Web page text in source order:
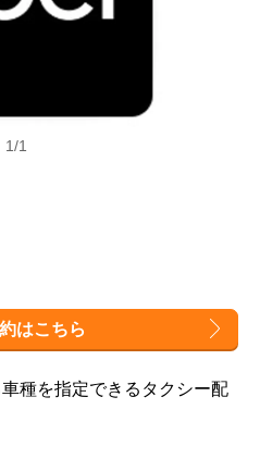
1/1
はこちら
種を指定できるタクシー配